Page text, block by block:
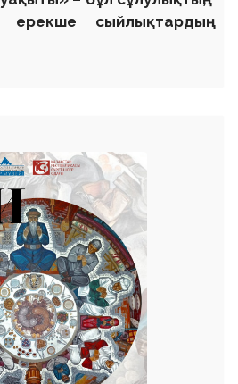
ерекше сыйлықтардың